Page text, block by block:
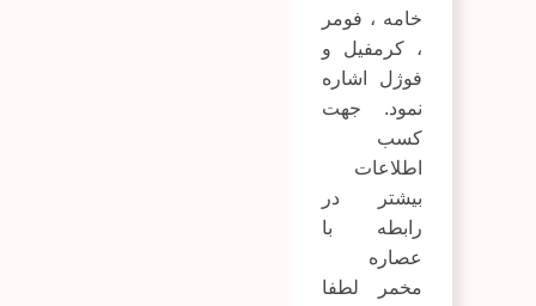
خامه ، فومر
، کرمفیل و
فوژل اشاره
نمود. جهت
کسب
اطلاعات
بیشتر در
رابطه با
عصاره
مخمر لطفا